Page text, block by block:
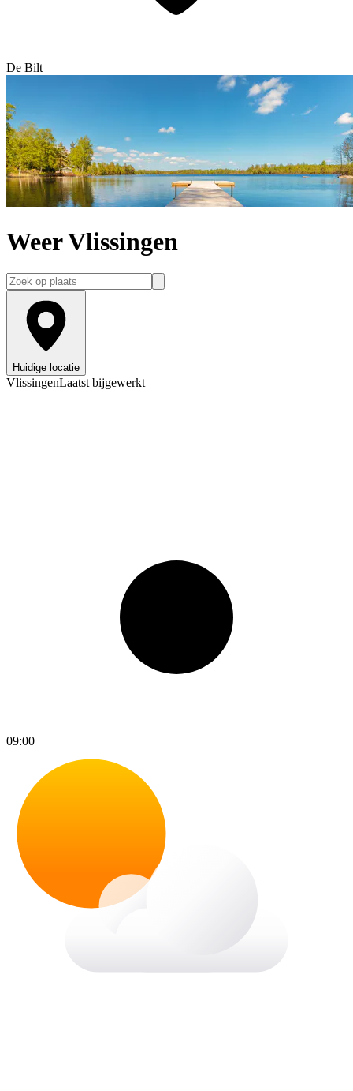
De Bilt
Weer Vlissingen
Huidige locatie
VlissingenLaatst bijgewerkt
09:00